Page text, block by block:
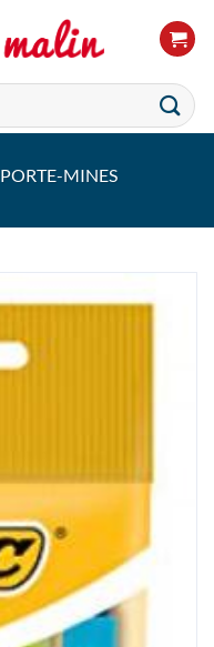
PORTE-MINES